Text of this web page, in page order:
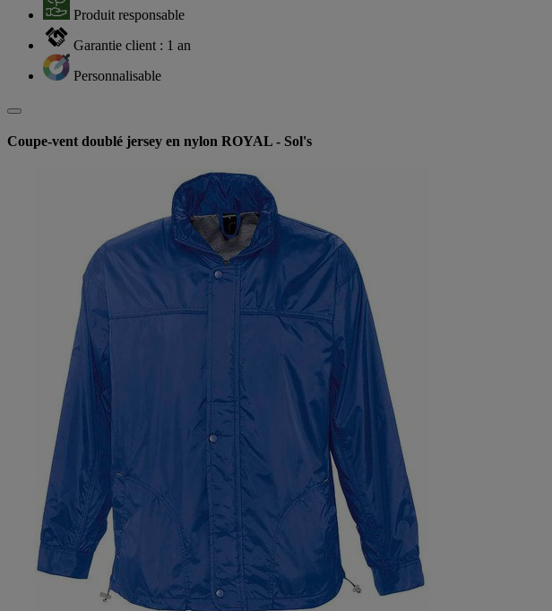
Produit responsable
Garantie client : 1 an
Personnalisable
Coupe-vent doublé jersey en nylon ROYAL - Sol's